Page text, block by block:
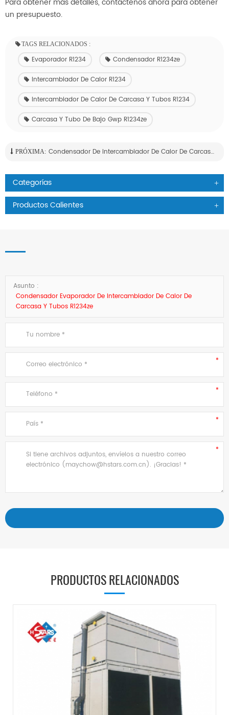
un presupuesto.
TAGS RELACIONADOS :
Evaporador R1234 Condensador R1234ze
Intercambiador De Calor R1234
Intercambiador De Calor De Carcasa Y Tubos R1234
Carcasa Y Tubo De Bajo Gwp R1234ze
PRÓXIMA: Condensador De Intercambiador De Calor De Carcasa Y Tubos Con Depósito
Categorías
Productos Calientes
Asunto :
Condensador Evaporador De Intercambiador De Calor De
Carcasa Y Tubos R1234ze
PRODUCTOS RELACIONADOS